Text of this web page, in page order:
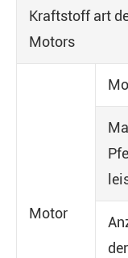
Kraftstoff art
Motors
Motor
der